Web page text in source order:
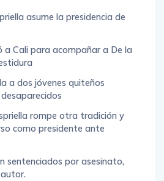
asume la presidencia de
a Cali para acompañar a De la
a dos jóvenes quiteños
rompe otra tradición y
como presidente ante
sentenciados por asesinato,